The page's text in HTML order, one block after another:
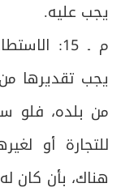
يجب عليه.
م ـ 15:
يجب تقديرها
من بلده، فلو
للتجارة أو
هناك، بأن كان